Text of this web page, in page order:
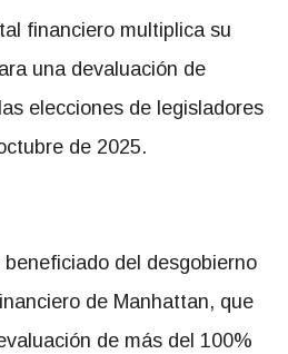
financiero multiplica su
una devaluación de
elecciones de legisladores
de 2025.
del desgobierno
de Manhattan, que
de más del 100%